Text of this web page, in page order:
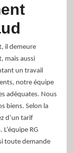
il demeure
mais aussi
un travail
notre équipe
adéquates. Nous
biens. Selon la
d’un tarif
RG
toute demande